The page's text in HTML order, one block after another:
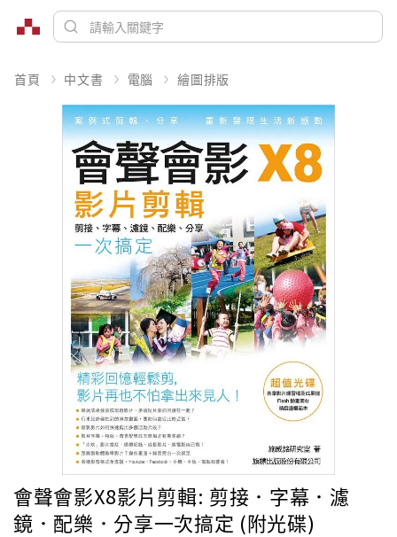
首頁 中文書 電腦 繪圖排版
會聲會影X8影片剪輯: 剪接．字幕．濾
鏡．配樂．分享一次搞定 (附光碟)